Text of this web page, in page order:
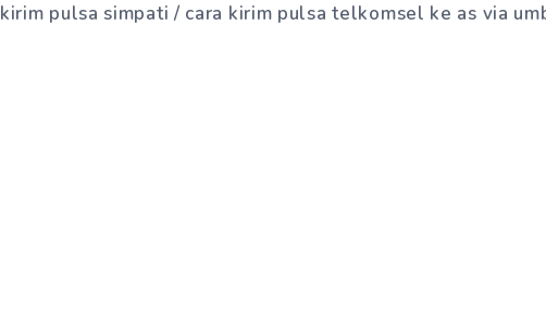
kirim pulsa simpati / cara kirim pulsa telkomsel ke as via